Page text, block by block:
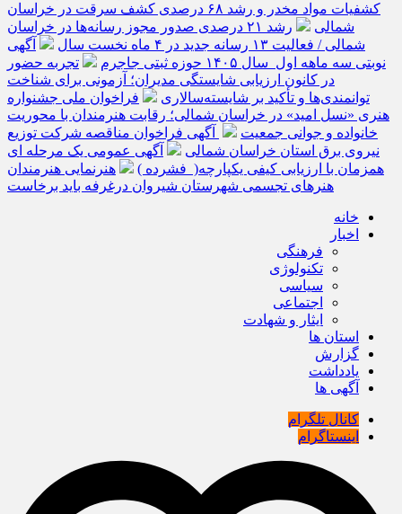
کشفیات مواد مخدر و رشد ۶۸ درصدی کشف سرقت در خراسان
شمالی
رشد ۲۱ درصدی صدور مجوز رسانه‌ها در خراسان
شمالی / فعالیت ۱۳ رسانه جدید در ۴ ماه نخست سال
آگهی
نوبتی سه ماهه اول سال ۱۴۰۵ حوزه ثبتی جاجرم
تجربه حضور
در کانون ارزیابی شایستگی مدیران؛ آزمونی برای شناخت
توانمندی‌ها و تأکید بر شایسته‌سالاری
فراخوان ملی جشنواره
هنری «نسل امید» در خراسان شمالی؛ رقابت هنرمندان با محوریت
خانواده و جوانی جمعیت
آگهی فراخوان مناقصه شرکت توزیع
نیروی برق استان خراسان شمالی
آگهی عمومی یک مرحله ای
همزمان با ارزیابی کیفی یکپارچه( فشرده )
هنرنمایی هنرمندان
هنرهای تجسمی شهرستان شیروان درغرفه باید برخاست
خانه
اخبار
فرهنگی
تکنولوژی
سیاسی
اجتماعی
ایثار و شهادت
استان ها
گزارش
یادداشت
آگهی ها
کانال تلگرام
اینستاگرام